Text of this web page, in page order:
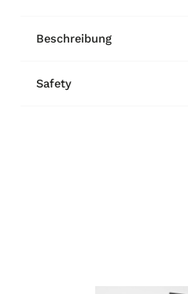
Beschreibung
Safety